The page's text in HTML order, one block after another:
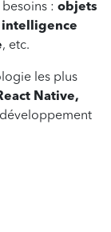
pourra
et à le livrer.
promotion et
: objets
intelligence
, etc.
les plus
Native,